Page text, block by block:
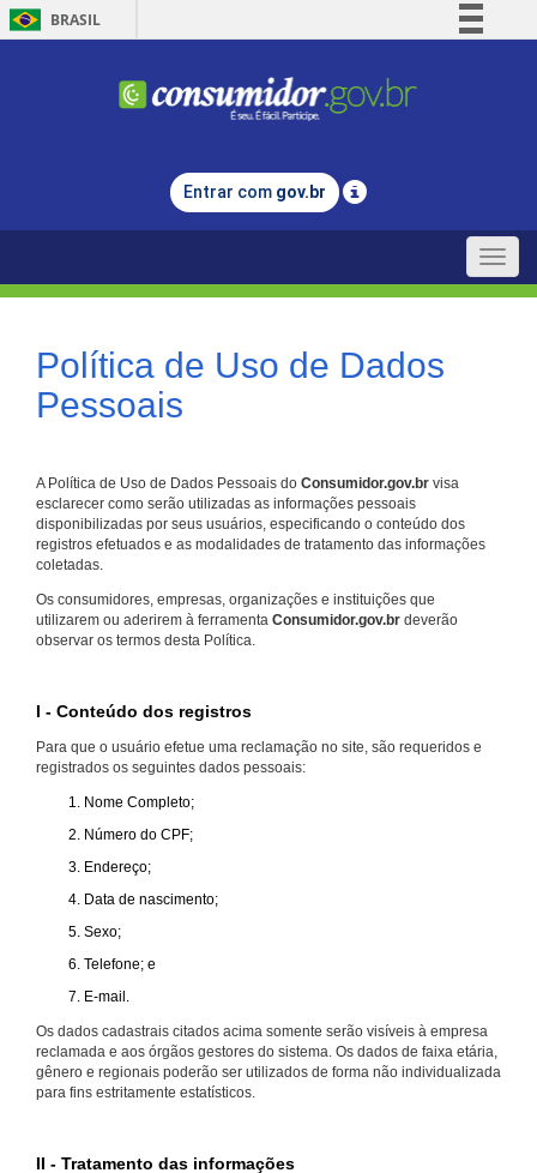
BRASIL
Comunica BR
Legislação
Entrar com gov.br
Toggle
Política de Uso de Dados
Pessoais
A Política de Uso de Dados Pessoais do Consumidor.gov.br visa
esclarecer como serão utilizadas as informações pessoais
disponibilizadas por seus usuários, especificando o conteúdo dos
registros efetuados e as modalidades de tratamento das informações
coletadas.
Os consumidores, empresas, organizações e instituições que
utilizarem ou aderirem à ferramenta Consumidor.gov.br deverão
observar os termos desta Política.
I - Conteúdo dos registros
Para que o usuário efetue uma reclamação no site, são requeridos e
registrados os seguintes dados pessoais:
Nome Completo;
Número do CPF;
Endereço;
Data de nascimento;
Sexo;
Telefone; e
E-mail.
Os dados cadastrais citados acima somente serão visíveis à empresa
reclamada e aos órgãos gestores do sistema. Os dados de faixa etária,
gênero e regionais poderão ser utilizados de forma não individualizada
para fins estritamente estatísticos.
II - Tratamento das informações